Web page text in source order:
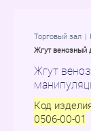
Торговый зал
Жгут венозный
Жгут
Код
0506-00-01